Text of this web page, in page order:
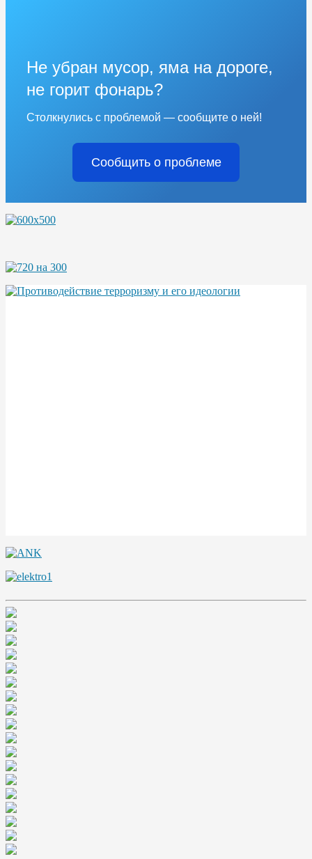
Не убран мусор, яма на дороге,
не горит фонарь?
Столкнулись с проблемой — сообщите о ней!
Сообщить о проблеме